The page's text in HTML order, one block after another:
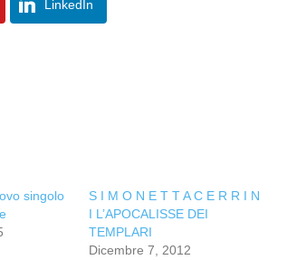
LinkedIn
singolo
S I M O N E T T A C E R R I N
I L’APOCALISSE DEI
TEMPLARI
Dicembre 7, 2012